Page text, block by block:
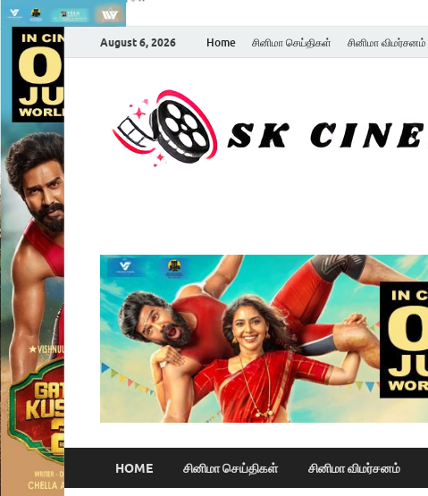
August 6, 2026 Home சினிமா செய்திகள் சினிமா விமர்சனம்
HOME சினிமா செய்திகள் சினிமா விமர்சனம்